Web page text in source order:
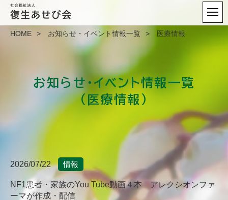
HOME お知らせ・イベント情報一覧 医療情報
お知らせ・イベント情報一覧
（医療情報）
2026/07/22 情報
NF1患者・家族のYou Tube動画４本 アレクシオンファ
ーマが作成・配信